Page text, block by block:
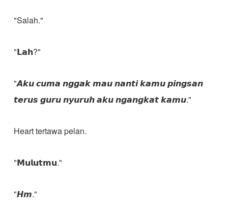
"Salah."
"𝗟𝗮𝗵?"
"𝘼𝙠𝙪 𝙘𝙪𝙢𝙖 𝙣𝙜𝙜𝙖𝙠 𝙢𝙖𝙪 𝙣𝙖𝙣𝙩𝙞 𝙠𝙖𝙢𝙪 𝙥𝙞𝙣𝙜𝙨𝙖𝙣
𝙩𝙚𝙧𝙪𝙨 𝙜𝙪𝙧𝙪 𝙣𝙮𝙪𝙧𝙪𝙝 𝙖𝙠𝙪 𝙣𝙜𝙖𝙣𝙜𝙠𝙖𝙩 𝙠𝙖𝙢𝙪."
Heart tertawa pelan.
"𝗠𝘂𝗹𝘂𝘁𝗺𝘂."
"𝙃𝙢."